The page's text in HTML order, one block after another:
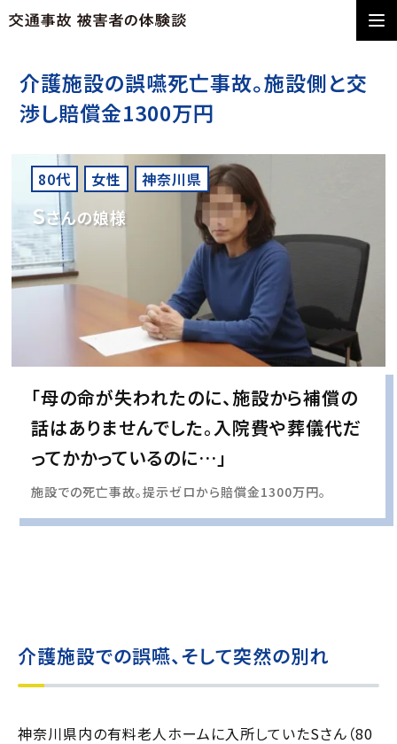
介護施設の誤嚥死亡事故。施設側と交
渉し賠償金1300万円
80代 女性 神奈川県
Sさんの娘様
「母の命が失われたのに、施設から補償の
話はありませんでした。入院費や葬儀代だ
ってかかっているのに…」
施設での死亡事故。提示ゼロから賠償金1300万円。
介護施設での誤嚥、そして突然の別れ
神奈川県内の有料老人ホームに入所していたSさん（80